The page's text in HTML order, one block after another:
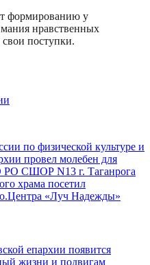
формированию у
нравственных
свои поступки.
по физической культуре и
провел молебен для
СШОР N13 г. Таганрога
храма посетил
«Луч Надежды»